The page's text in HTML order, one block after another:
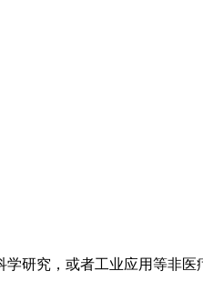
研究，或者工业应用等非医